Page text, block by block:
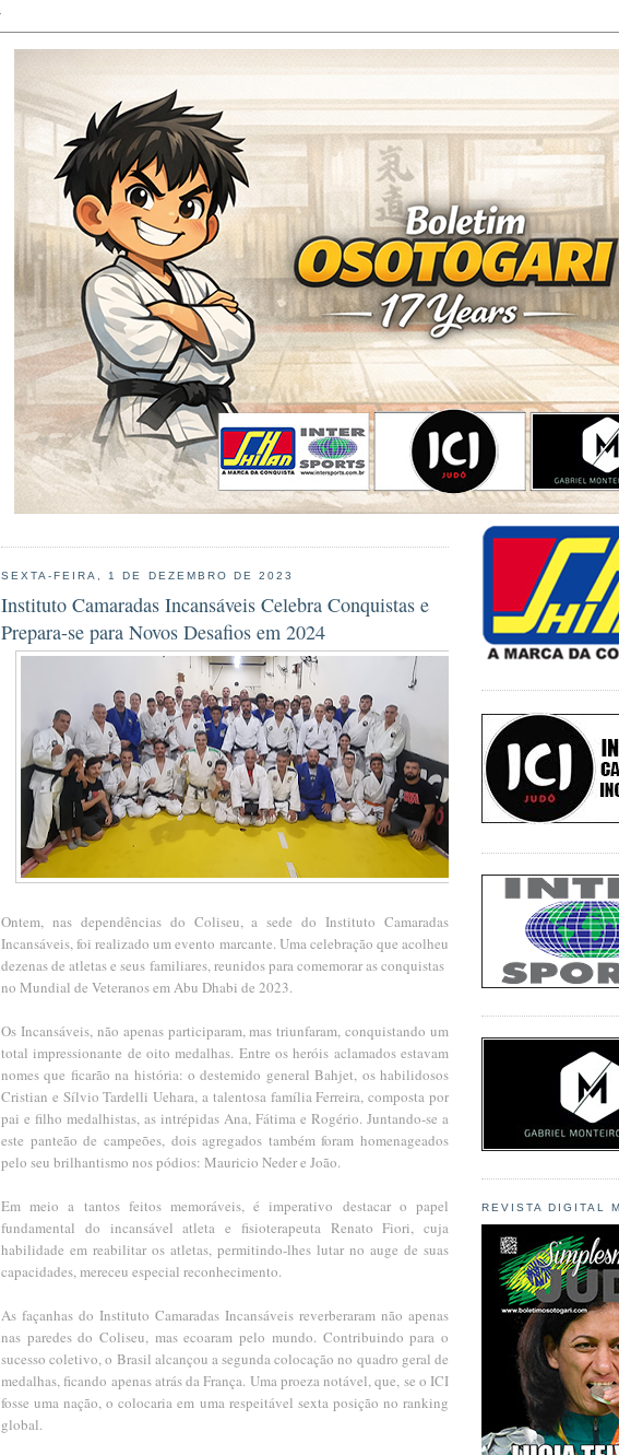
SEXTA-FEIRA, 1 DE DEZEMBRO DE 2023
Instituto Camaradas Incansáveis Celebra Conquistas e
Prepara-se para Novos Desafios em 2024
Ontem, nas dependências do Coliseu, a sede do Instituto Camaradas
Incansáveis, foi realizado um evento marcante. Uma celebração que acolheu
dezenas de atletas e seus familiares, reunidos para comemorar as conquistas
no Mundial de Veteranos em Abu Dhabi de 2023.
Os Incansáveis, não apenas participaram, mas triunfaram, conquistando um
total impressionante de oito medalhas. Entre os heróis aclamados estavam
nomes que ficarão na história: o destemido general Bahjet, os habilidosos
Cristian e Sílvio Tardelli Uehara, a talentosa família Ferreira, composta por
pai e filho medalhistas, as intrépidas Ana, Fátima e Rogério. Juntando-se a
este panteão de campeões, dois agregados também foram homenageados
pelo seu brilhantismo nos pódios: Mauricio Neder e João.
Em meio a tantos feitos memoráveis, é imperativo destacar o papel
fundamental do incansável atleta e fisioterapeuta Renato Fiori, cuja
habilidade em reabilitar os atletas, permitindo-lhes lutar no auge de suas
capacidades, mereceu especial reconhecimento.
As façanhas do Instituto Camaradas Incansáveis reverberaram não apenas
nas paredes do Coliseu, mas ecoaram pelo mundo. Contribuindo para o
sucesso coletivo, o Brasil alcançou a segunda colocação no quadro geral de
medalhas, ficando apenas atrás da França. Uma proeza notável, que, se o ICI
fosse uma nação, o colocaria em uma respeitável sexta posição no ranking
global.
REVISTA DIGITAL